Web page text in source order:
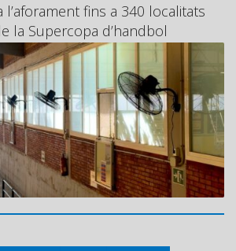
l’aforament fins a 340 localitats
la Supercopa d’handbol